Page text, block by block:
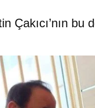
Çakıcı’nın